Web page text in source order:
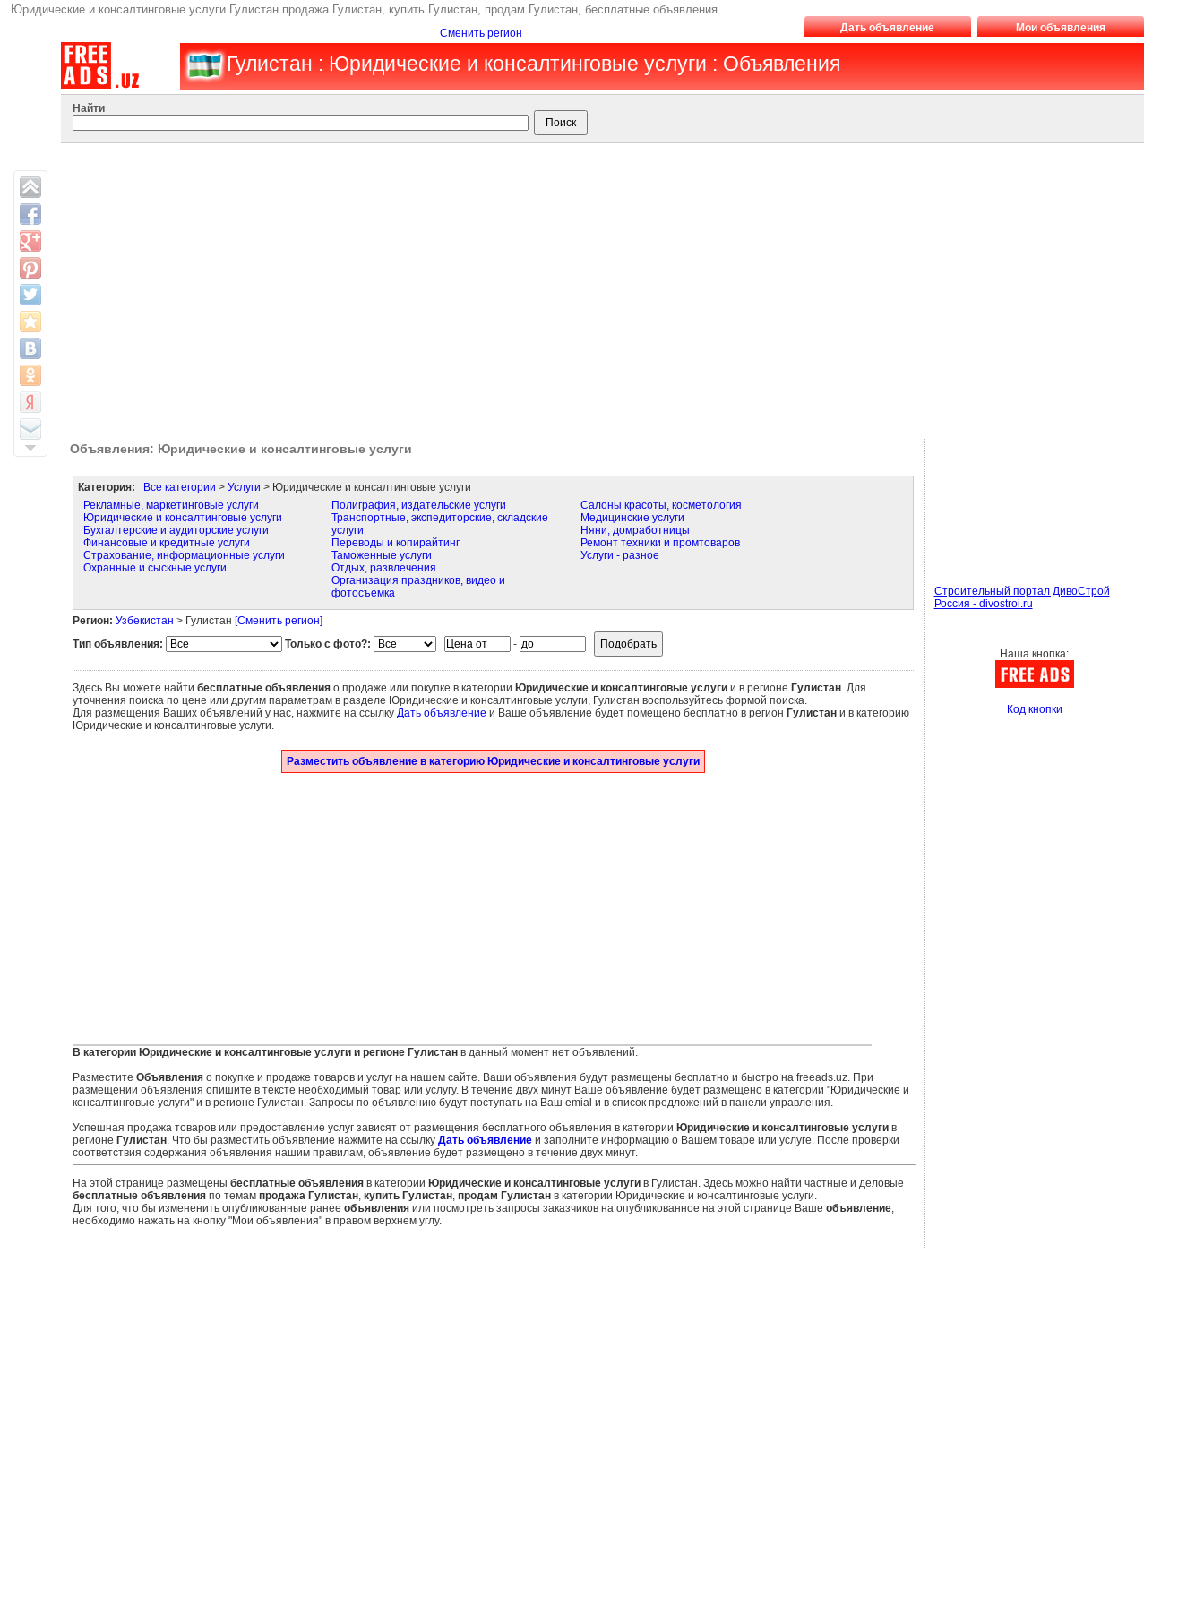
Юридические и консалтинговые услуги Гулистан продажа Гулистан, купить Гулистан, продам Гулистан, бесплатные объявления
Сменить регион Дать объявление Мои объявления
Гулистан : Юридические и консалтинговые услуги : Объявления
Найти
Объявления: Юридические и консалтинговые услуги
Категория: Все категории > Услуги > Юридические и консалтинговые услуги
Рекламные, маркетинговые услуги
Юридические и консалтинговые услуги
Бухгалтерские и аудиторские услуги
Финансовые и кредитные услуги
Страхование, информационные услуги
Охранные и сыскные услуги
Полиграфия, издательские услуги
Транспортные, экспедиторские, складские
услуги
Переводы и копирайтинг
Таможенные услуги
Отдых, развлечения
Организация праздников, видео и
фотосъемка
Салоны красоты, косметология
Медицинские услуги
Няни, домработницы
Ремонт техники и промтоваров
Услуги - разное
Регион: Узбекистан > Гулистан [Сменить регион]
Тип объявления:
Только с фото?: -
Здесь Вы можете найти бесплатные объявленияо продаже или покупке в категории Юридические и консалтинговые услугии в регионе Гулистан. Для
уточнения поиска по цене или другим параметрам в разделе Юридические и консалтинговые услуги, Гулистан воспользуйтесь формой поиска.
Для размещения Ваших объявлений у нас, нажмите на ссылку Дать объявление и Ваше объявление будет помещено бесплатно в регион Гулистани в категорию
Юридические и консалтинговые услуги.
Разместить объявление в категорию Юридические и консалтинговые услуги
В категории Юридические и консалтинговые услуги и регионе Гулистанв данный момент нет объявлений.
Разместите Объявленияо покупке и продаже товаров и услуг на нашем сайте. Ваши объявления будут размещены бесплатно и быстро на freeads.uz. При
размещении объявления опишите в тексте необходимый товар или услугу. В течение двух минут Ваше объявление будет размещено в категории "Юридические и
консалтинговые услуги" и в регионе Гулистан. Запросы по объявлению будут поступать на Ваш emial и в список предложений в панели управления.
Успешная продажа товаров или предоставление услуг зависят от размещения бесплатного объявления в категории Юридические и консалтинговые услугив
регионе Гулистан. Что бы разместить объявление нажмите на ссылку Дать объявлениеи заполните информацию о Вашем товаре или услуге. После проверки
соответствия содержания объявления нашим правилам, объявление будет размещено в течение двух минут.
На этой странице размещены бесплатные объявленияв категории Юридические и консалтинговые услугив Гулистан. Здесь можно найти частные и деловые
бесплатные объявленияпо темам продажа Гулистан, купить Гулистан, продам Гулистанв категории Юридические и консалтинговые услуги.
Для того, что бы измененить опубликованные ранее объявленияили посмотреть запросы заказчиков на опубликованное на этой странице Ваше объявление,
необходимо нажать на кнопку "Мои объявления" в правом верхнем углу.
Строительный портал ДивоСтрой
Россия - divostroi.ru
Наша кнопка:
Код кнопки